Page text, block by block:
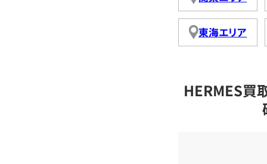
東海エリア
HERMES買